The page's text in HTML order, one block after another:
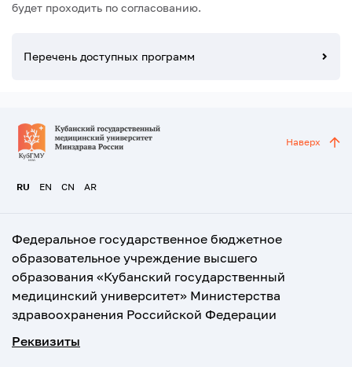
будет проходить по согласованию.
Перечень доступных программ
RU EN CN AR
Наверх
Федеральное государственное бюджетное
образовательное учреждение высшего
образования «Кубанский государственный
медицинский университет» Министерства
здравоохранения Российской Федерации
Реквизиты